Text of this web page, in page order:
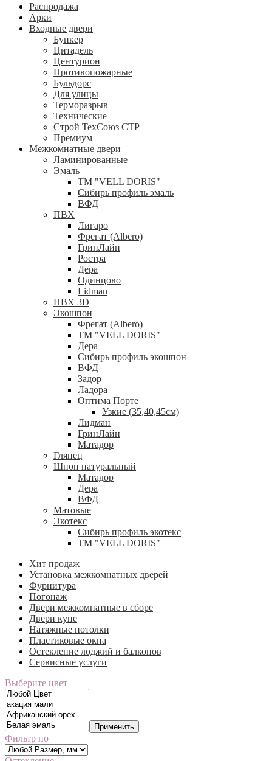
Распродажа
Арки
Входные двери
Бункер
Цитадель
Центурион
Противопожарные
Бульдорс
Для улицы
Терморазрыв
Технические
Строй ТехСоюз СТР
Премиум
Межкомнатные двери
Ламинированные
Эмаль
ТМ "VELL DORIS"
Сибирь профиль эмаль
ВФД
ПВХ
Лигаро
Фрегат (Albero)
ГринЛайн
Ростра
Дера
Одинцово
Lidman
ПВХ 3D
Экошпон
Фрегат (Albero)
ТМ "VELL DORIS"
Дера
Сибирь профиль экошпон
ВФД
Задор
Ладора
Оптима Порте
Узкие (35,40,45см)
Лидман
ГринЛайн
Матадор
Глянец
Шпон натуральный
Матадор
Дера
ВФД
Матовые
Экотекс
Сибирь профиль экотекс
ТМ "VELL DORIS"
Хит продаж
Установка межкомнатных дверей
Фурнитура
Погонаж
Двери межкомнатные в сборе
Двери купе
Натяжные потолки
Пластиковые окна
Остекление лоджий и балконов
Сервисные услуги
Выберите цвет
Применить
Фильтр по